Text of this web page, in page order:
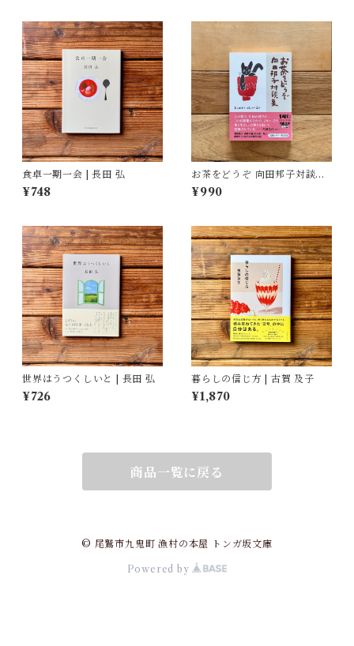
食卓一期一会 | 長田 弘
¥748
お茶をどうぞ 向田邦子対談集 |
向田 邦子
¥990
世界はうつくしいと | 長田 弘
¥726
暮らしの信じ方 | 古賀 及子
¥1,870
商品一覧に戻る
© 尾鷲市九鬼町 漁村の本屋 トンガ坂文庫
Powered by